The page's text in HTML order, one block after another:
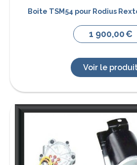
Boite TSM54 pour Rodius
1 900,00€
Voir le